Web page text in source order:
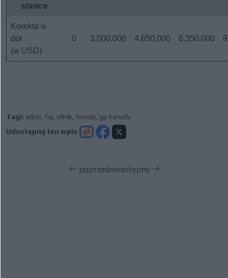
stawce
Korekta w
dół
(w USD)
0 3,000,000 4,650,000 6,350,000
Tagi: aduo fia silnik honda gp kanady
Udostępnij ten wpis
poprzedninastępny